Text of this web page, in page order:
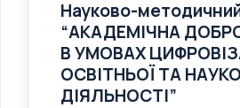
Науково-
“АКАДЕМІЧНА
В УМОВАХ
ОСВІТНЬОЇ ТА
ДІЯЛЬНОСТІ”